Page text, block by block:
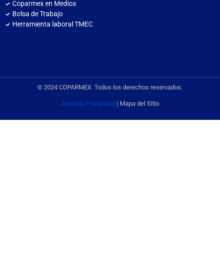
Coparmex en Medios
Bolsa de Trabajo
Herramienta laboral TMEC
© 2024 COPARMEX. Todos los derechos reservados.
Aviso de Privacidad | Mapa del Sitio